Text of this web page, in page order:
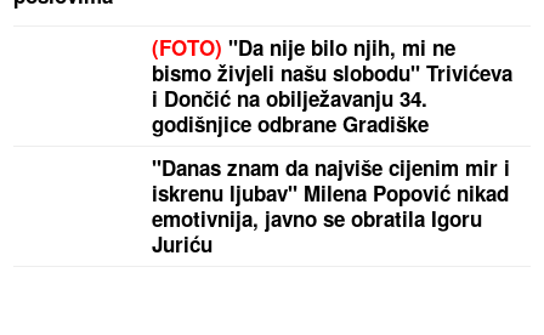
(FOTO) "Da nije bilo njih, mi ne
bismo živjeli našu slobodu" Trivićeva
i Dončić na obilježavanju 34.
godišnjice odbrane Gradiške
"Danas znam da najviše cijenim mir i
iskrenu ljubav" Milena Popović nikad
emotivnija, javno se obratila Igoru
Juriću